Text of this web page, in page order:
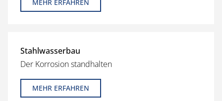
MEHR ERFAHREN
Stahlwasserbau
Der Korrosion standhalten
MEHR ERFAHREN